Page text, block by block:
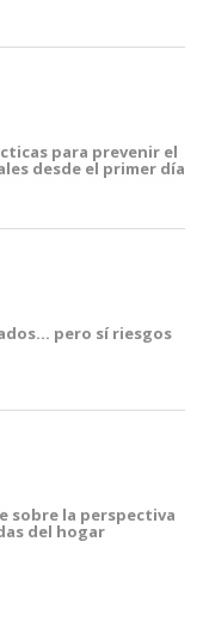
para prevenir el
desde el primer día
pero sí riesgos
sobre la perspectiva
del hogar